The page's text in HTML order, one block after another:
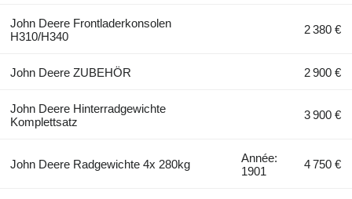
John Deere Frontladerkonsolen
H310/H340
2 380 €
John Deere ZUBEHÖR 2 900 €
John Deere Hinterradgewichte
Komplettsatz
3 900 €
John Deere Radgewichte 4x 280kg
Année:
1901
4 750 €